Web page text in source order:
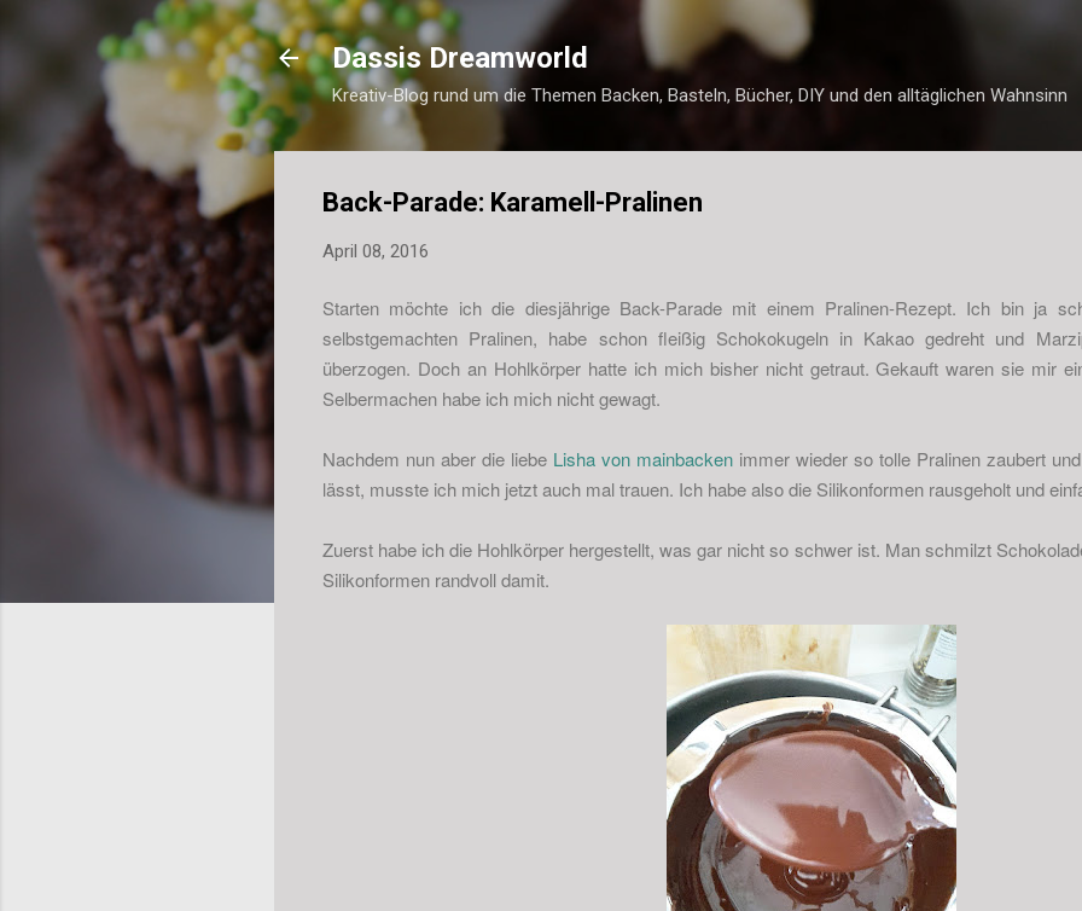
Direkt zum Hauptbereich
Dassis Dreamworld
Kreativ-Blog rund um die Themen Backen, Basteln, Bücher, DIY und den alltäglichen Wahnsinn
Back-Parade: Karamell-Pralinen
April 08, 2016
Starten möchte ich die diesjährige Back-Parade mit einem Pralinen-Rezept. Ich bin ja
selbstgemachten Pralinen, habe schon fleißig Schokokugeln in Kakao gedreht und
überzogen. Doch an Hohlkörper hatte ich mich bisher nicht getraut. Gekauft waren sie mir
Selbermachen habe ich mich nicht gewagt.
Nachdem nun aber die liebe Lisha von mainbacken immer wieder so tolle Pralinen zaubert
lässt, musste ich mich jetzt auch mal trauen. Ich habe also die Silikonformen rausgeholt und
Zuerst habe ich die Hohlkörper hergestellt, was gar nicht so schwer ist. Man schmilzt
Silikonformen randvoll damit.